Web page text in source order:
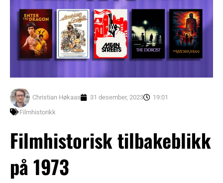
Christian Høkaas 31 desember, 2023
19:01
Filmhistorikk
Filmhistorisk tilbakeblikk
på 1973